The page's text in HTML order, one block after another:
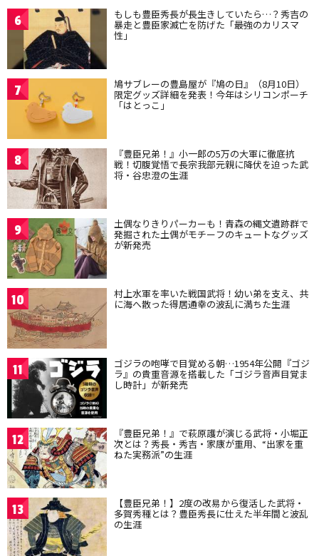
6 もしも豊臣秀長が長生きしていたら…？秀吉の
暴走と豊臣家滅亡を防げた「最強のカリスマ
性」
7 鳩サブレーの豊島屋が『鳩の日』（8月10日）
限定グッズ詳細を発表！今年はシリコンポーチ
「はとっこ」
8 『豊臣兄弟！』小一郎の5万の大軍に徹底抗
戦！切腹覚悟で長宗我部元親に降伏を迫った武
将・谷忠澄の生涯
9 土偶なりきりパーカーも！青森の縄文遺跡群で
発掘された土偶がモチーフのキュートなグッズ
が新発売
10 村上水軍を率いた戦国武将！幼い弟を支え、共
に海へ散った得居通幸の波乱に満ちた生涯
11 ゴジラの咆哮で目覚める朝…1954年公開『ゴジ
ラ』の貴重音源を搭載した「ゴジラ音声目覚ま
し時計」が新発売
12 『豊臣兄弟！』で萩原護が演じる武将・小堀正
次とは？秀長・秀吉・家康が重用、“出家を重
ねた実務派”の生涯
13 【豊臣兄弟！】2度の改易から復活した武将・
多賀秀種とは？豊臣秀長に仕えた半年間と波乱
の生涯